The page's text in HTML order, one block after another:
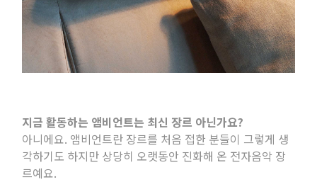
지금 활동하는 앰비언트는 최신 장르 아닌가요?
아니에요. 앰비언트란 장르를 처음 접한 분들이 그렇게 생
각하기도 하지만 상당히 오랫동안 진화해 온 전자음악 장
르예요.